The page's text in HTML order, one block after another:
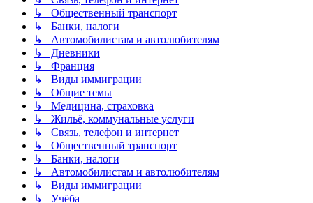
↳ Общественный транспорт
↳ Банки, налоги
↳ Автомобилистам и автолюбителям
↳ Дневники
↳ Франция
↳ Виды иммиграции
↳ Общие темы
↳ Медицина, страховка
↳ Жильё, коммунальные услуги
↳ Связь, телефон и интернет
↳ Общественный транспорт
↳ Банки, налоги
↳ Автомобилистам и автолюбителям
↳ Виды иммиграции
↳ Учёба